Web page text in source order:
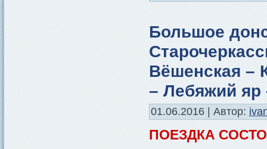
Большое
Вёшенская –
– Лебяжий
01.06.2016 | Автор:
ПОЕЗДКА